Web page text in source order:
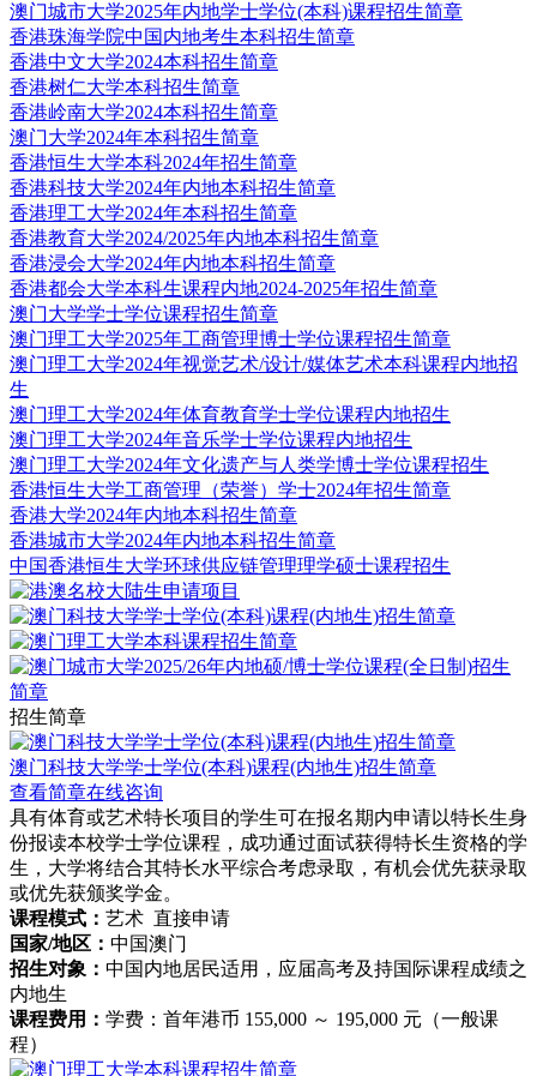
澳门城市大学2025年内地学士学位(本科)课程招生简章
香港珠海学院中国内地考生本科招生简章
香港中文大学2024本科招生简章
香港树仁大学本科招生简章
香港岭南大学2024本科招生简章
澳门大学2024年本科招生简章
香港恒生大学本科2024年招生简章
香港科技大学2024年内地本科招生简章
香港理工大学2024年本科招生简章
香港教育大学2024/2025年内地本科招生简章
香港浸会大学2024年内地本科招生简章
香港都会大学本科生课程内地2024-2025年招生简章
澳门大学学士学位课程招生简章
澳门理工大学2025年工商管理博士学位课程招生简章
澳门理工大学2024年视觉艺术/设计/媒体艺术本科课程内地招
生
澳门理工大学2024年体育教育学士学位课程内地招生
澳门理工大学2024年音乐学士学位课程内地招生
澳门理工大学2024年文化遗产与人类学博士学位课程招生
香港恒生大学工商管理（荣誉）学士2024年招生简章
香港大学2024年内地本科招生简章
香港城市大学2024年内地本科招生简章
中国香港恒生大学环球供应链管理理学硕士课程招生
招生简章
澳门科技大学学士学位(本科)课程(内地生)招生简章
查看简章在线咨询
具有体育或艺术特长项目的学生可在报名期内申请以特长生身
份报读本校学士学位课程，成功通过面试获得特长生资格的学
生，大学将结合其特长水平综合考虑录取，有机会优先获录取
或优先获颁奖学金。
课程模式： 艺术 直接申请
国家/地区： 中国澳门
招生对象： 中国内地居民适用，应届高考及持国际课程成绩之
内地生
课程费用： 学费：首年港币 155,000 ～ 195,000 元（一般课
程）